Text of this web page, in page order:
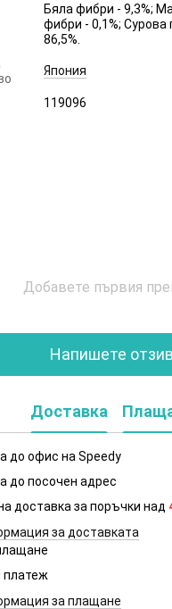
Бяла фибри - 9,3%;
фибри - 0,1%; Сурова
86,5%.
Япония
119096
Добавете първия
Напишете отзив
Доставка
до офис на Speedy
до посочен адрес
доставка за поръчки над
за доставката
платеж
за плащане